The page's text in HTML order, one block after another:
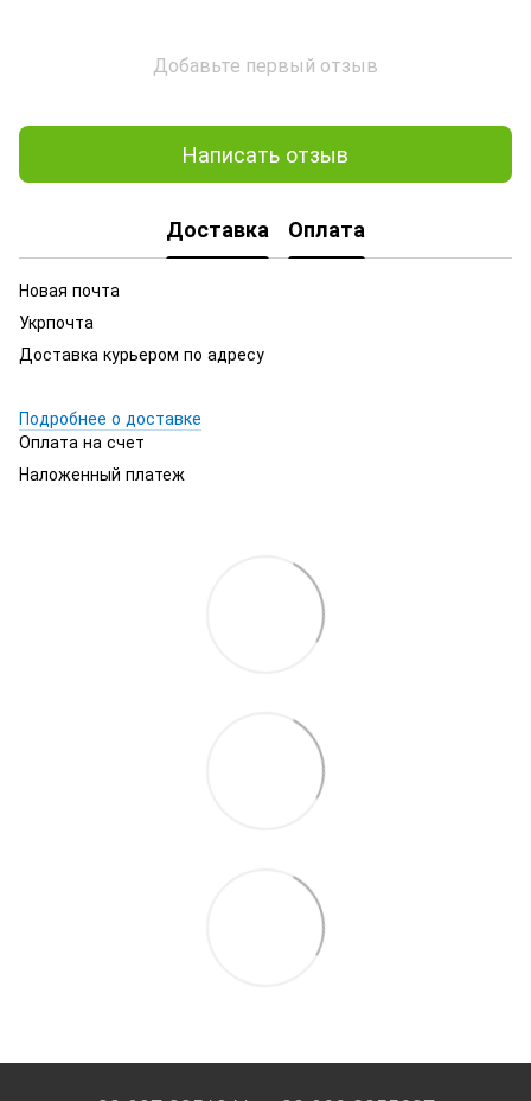
Добавьте первый отзыв
Написать отзыв
Доставка Оплата
Новая почта
Укрпочта
Доставка курьером по адресу
Подробнее о доставке
Оплата на счет
Наложенный платеж